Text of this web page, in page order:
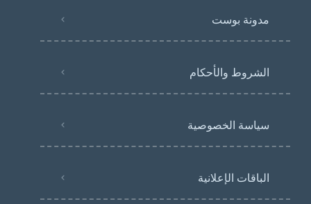
مدونة بوست
الشروط والأحكام
سياسة الخصوصية
الباقات الإعلانية